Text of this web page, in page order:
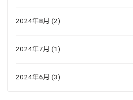
2024年8月 (2)
2024年7月 (1)
2024年6月 (3)